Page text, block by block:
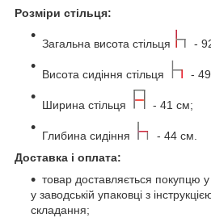
Розміри стільця:
Загальна висота стільця -
Висота сидіння стільця -
Ширина стільця - 41 см;
Глибина сидіння
- 44 см.
Доставка і оплата:
товар доставляється покупцю у
у заводській упаковці з
складання;